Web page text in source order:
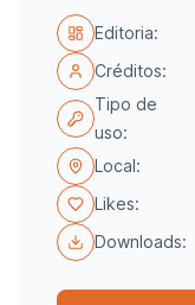
Editoria:
Créditos:
Tipo de
uso:
Local:
Likes:
Downloads: